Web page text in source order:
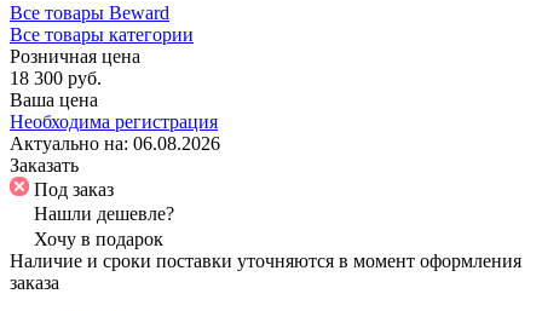
Все товары Beward
Все товары категории
Розничная цена
18 300 руб.
Ваша цена
Необходима регистрация
Актуально на: 06.08.2026
Заказать
Под заказ
Нашли дешевле?
Хочу в подарок
Наличие и сроки поставки уточняются в момент оформления
заказа